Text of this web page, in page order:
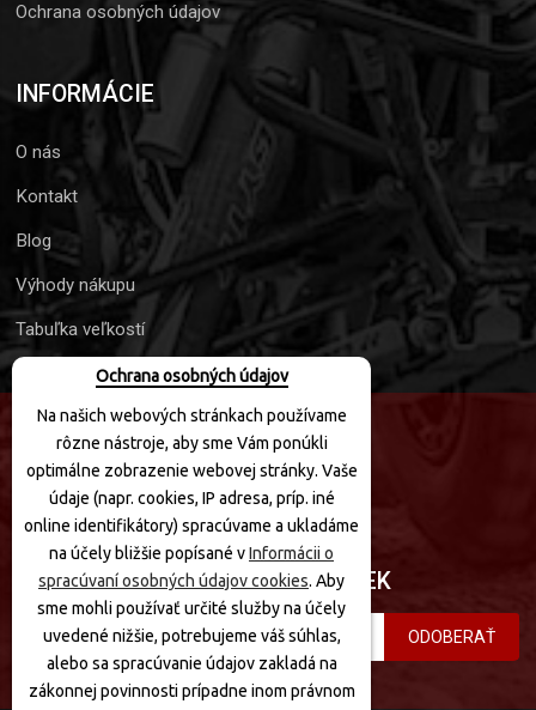
Ochrana osobných údajov
Na našich webových stránkach používame
rôzne nástroje, aby sme Vám ponúkli
optimálne zobrazenie webovej stránky. Vaše
údaje (napr. cookies, IP adresa, príp. iné
online identifikátory) spracúvame a ukladáme
na účely bližšie popísané vInformácii o
spracúvaní osobných údajov cookies. Aby
sme mohli používať určité služby na účely
uvedené nižšie, potrebujeme váš súhlas,
alebo sa spracúvanie údajov zakladá na
zákonnej povinnosti prípadne inom právnom
Ochrana osobných údajov
INFORMÁCIE
O nás
Kontakt
Blog
Výhody nákupu
Tabuľka veľkostí
SLEDUJTE NÁS
PRIHLÁSIŤ SA K ODBERU NOVINIEK
ODOBERAŤ